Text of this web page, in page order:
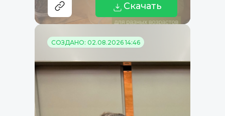
Скачать
СОЗДАНО: 02.08.2026 14:46